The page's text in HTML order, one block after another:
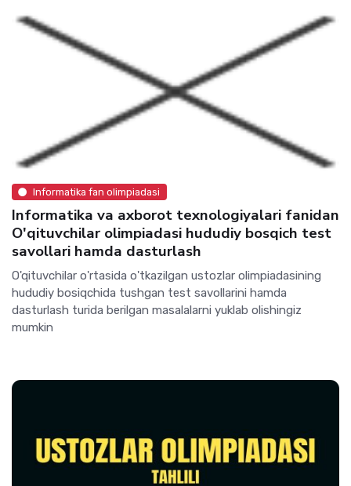
Informatika fan olimpiadasi
Informatika va axborot texnologiyalari fanidan
O'qituvchilar olimpiadasi hududiy bosqich test
savollari hamda dasturlash
O'qituvchilar o'rtasida o'tkazilgan ustozlar olimpiadasining
hududiy bosiqchida tushgan test savollarini hamda
dasturlash turida berilgan masalalarni yuklab olishingiz
mumkin